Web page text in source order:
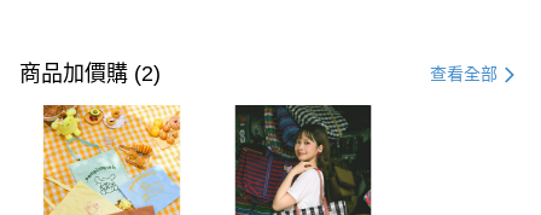
信用卡一次付款
購物金
超商取貨付款
LINE Pay
商品加價購 (2) 查看全部